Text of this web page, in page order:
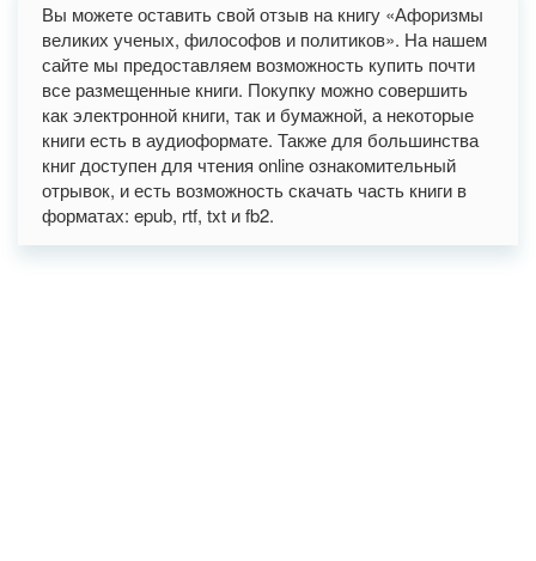
Вы можете оставить свой отзыв на книгу «Афоризмы
великих ученых, философов и политиков». На нашем
сайте мы предоставляем возможность купить почти
все размещенные книги. Покупку можно совершить
как электронной книги, так и бумажной, а некоторые
книги есть в аудиоформате. Также для большинства
книг доступен для чтения online ознакомительный
отрывок, и есть возможность скачать часть книги в
форматах: epub, rtf, txt и fb2.